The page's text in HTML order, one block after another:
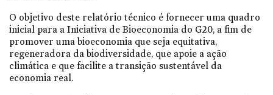
O objetivo deste relatório técnico é fornecer uma quadro
inicial para a Iniciativa de Bioeconomia do G20, a fim de
promover uma bioeconomia que seja equitativa,
regeneradora da biodiversidade, que apoie a ação
climática e que facilite a transição sustentável da
economia real.